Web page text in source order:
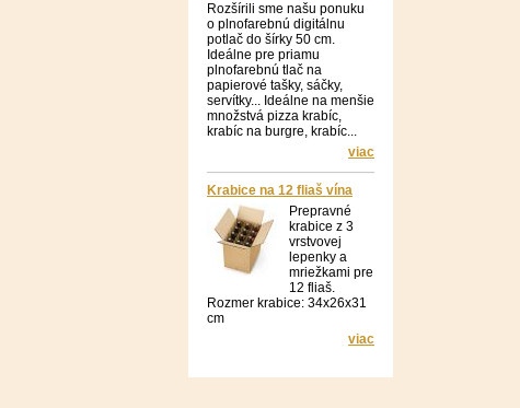
Rozšírili sme našu ponuku
o plnofarebnú digitálnu
potlač do šírky 50 cm.
Ideálne pre priamu
plnofarebnú tlač na
papierové tašky, sáčky,
servítky... Ideálne na menšie
množstvá pizza krabíc,
krabíc na burgre, krabíc...
viac
Krabice na 12 fliaš vína
Prepravné
krabice z 3
vrstvovej
lepenky a
mriežkami pre
12 fliaš.
Rozmer krabice: 34x26x31
cm
viac